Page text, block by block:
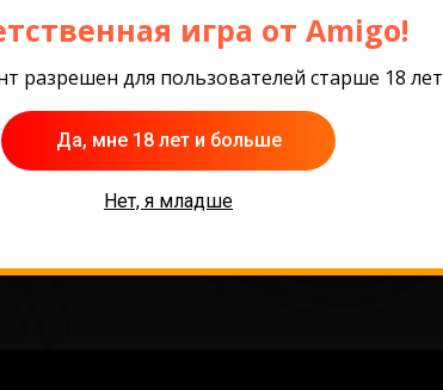
игра от Amigo!
разрешен для пользователей старше 18 лет
Да, мне 18 лет и больше
Нет, я младше